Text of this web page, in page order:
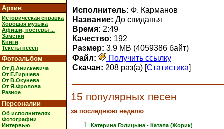
Архив
Историческая справка
Хорошая музыка
Афиши, постеры ...
Заметки
Книги
Тексты песен
Фотоальбом
От Д.Анискевича
От Е.Гиршева
От В.Окунева
От Я.Фролова
Разное
Персоналии
Об исполнителях
Фотографии
Интервью
Исполнитель: Ф. Карманов
Название: До свиданья
Время: 2:49
Качество: 192
Размер: 3.9 MB (4059386 байт)
Файл:
Получить ссылку
Скачан: 208 раз(а) [Статистика]
15 популярных песен
за последнюю неделю
Катерина Голицына - Катала (Жорик)